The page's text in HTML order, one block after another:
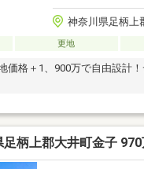
神奈川県足柄上
更地
価格＋1、900万で自由設計
柄上郡大井町金子 970